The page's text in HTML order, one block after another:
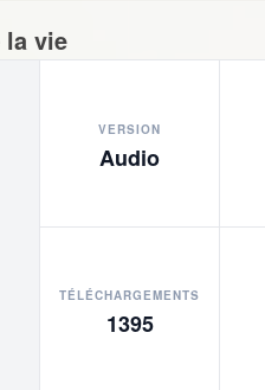
la vie
VERSION
Audio
TÉLÉCHARGEMENTS
1395